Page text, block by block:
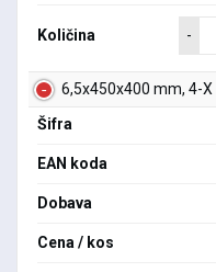
Količina -
6,5x450x400 mm, 4-X
Šifra
EAN koda
Dobava
Cena / kos